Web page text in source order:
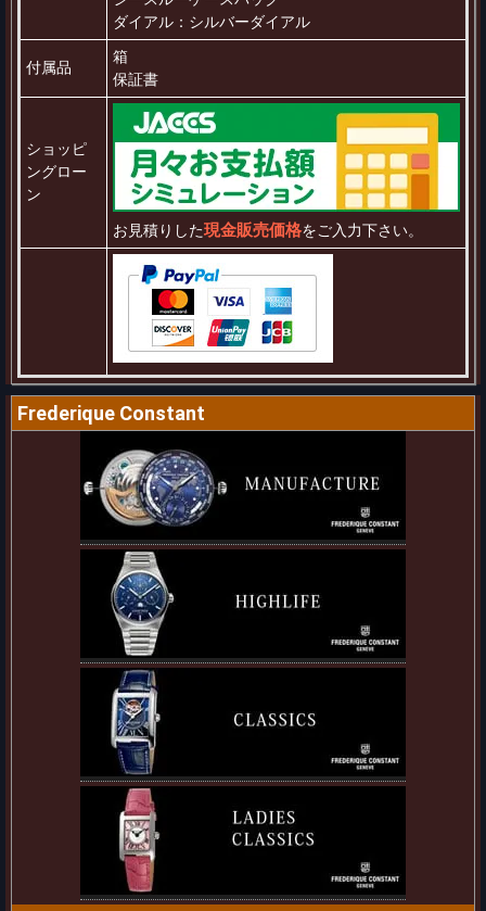
ダイアル：シルバーダイアル
付属品
箱
保証書
ショッピ
ングロー
ン
お見積りした現金販売価格をご入力下さい。
Frederique Constant